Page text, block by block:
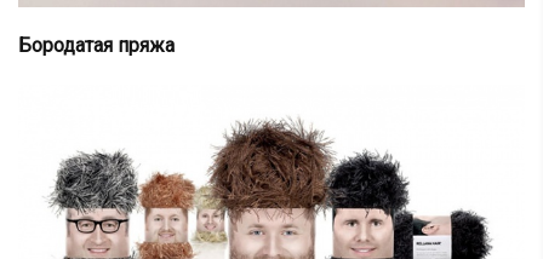
Бородатая пряжа